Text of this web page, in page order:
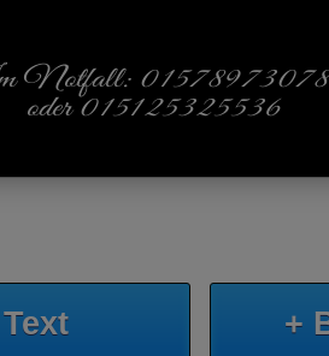
Notfall:
oder 015125325536
+